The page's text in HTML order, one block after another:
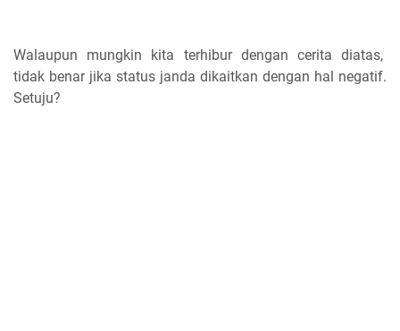
Walaupun mungkin kita terhibur dengan cerita diatas,
tidak benar jika status janda dikaitkan dengan hal negatif.
Setuju?